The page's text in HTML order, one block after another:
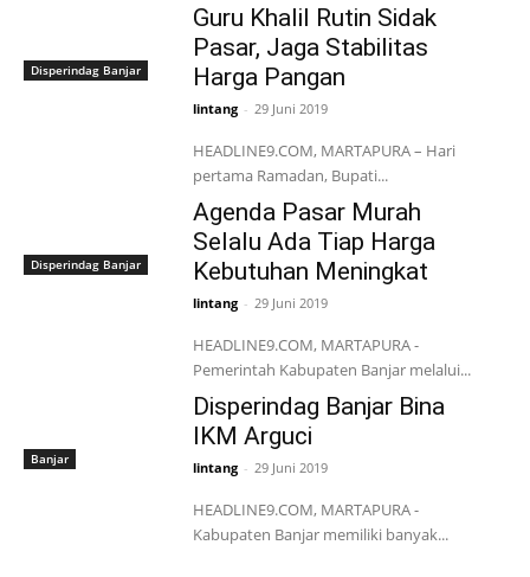
Disperindag Banjar
Guru Khalil Rutin Sidak
Pasar, Jaga Stabilitas
Harga Pangan
lintang - 29 Juni 2019
HEADLINE9.COM, MARTAPURA – Hari
pertama Ramadan, Bupati...
Disperindag Banjar
Agenda Pasar Murah
Selalu Ada Tiap Harga
Kebutuhan Meningkat
lintang - 29 Juni 2019
HEADLINE9.COM, MARTAPURA -
Pemerintah Kabupaten Banjar melalui...
Banjar
Disperindag Banjar Bina
IKM Arguci
lintang - 29 Juni 2019
HEADLINE9.COM, MARTAPURA -
Kabupaten Banjar memiliki banyak...